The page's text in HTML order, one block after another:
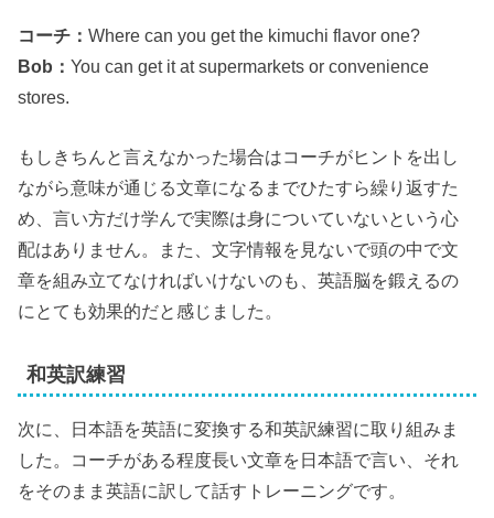
コーチ：Where can you get the kimuchi flavor one?
Bob：You can get it at supermarkets or convenience
stores.
もしきちんと言えなかった場合はコーチがヒントを出し
ながら意味が通じる文章になるまでひたすら繰り返すた
め、言い方だけ学んで実際は身についていないという心
配はありません。また、文字情報を見ないで頭の中で文
章を組み立てなければいけないのも、英語脳を鍛えるの
にとても効果的だと感じました。
和英訳練習
次に、日本語を英語に変換する和英訳練習に取り組みま
した。コーチがある程度長い文章を日本語で言い、それ
をそのまま英語に訳して話すトレーニングです。